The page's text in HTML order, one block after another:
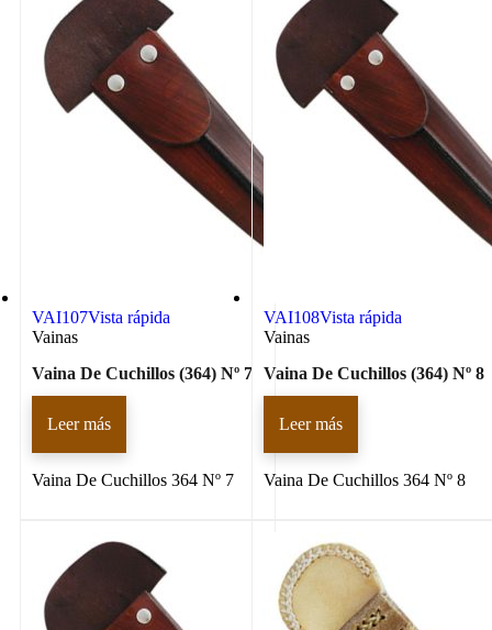
VAI107Vista rápida
Vainas
Vaina De Cuchillos (364) Nº 7
Leer más
Vaina De Cuchillos 364 Nº 7
VAI108Vista rápida
Vainas
Vaina De Cuchillos (364) Nº 8
Leer más
Vaina De Cuchillos 364 Nº 8